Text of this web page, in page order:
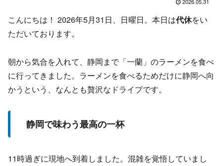
2026.05.31
こんにちは！ 2026年5月31日、日曜日。本日は代休をい
ただいております。
朝から気合を入れて、静岡まで「一蘭」のラーメンを食べ
に行ってきました。ラーメンを食べるためだけに静岡へ向
かうという、なんとも贅沢なドライブです。
静岡で味わう最高の一杯
11時過ぎに現地へ到着しました。混雑を覚悟していまし